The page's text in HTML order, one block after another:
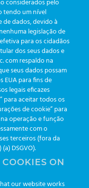
DICQ eficiência
considerados pelo
tendo um nível
dados, devido à
legislação de
para os cidadãos
dos seus dados e
com respaldo na
seus dados possam
EUA para fins de
legais eficazes
para aceitar todos os
de cookie” para
operação e função
com o
terceiros (fora da
DSGVO).
ON
our website works